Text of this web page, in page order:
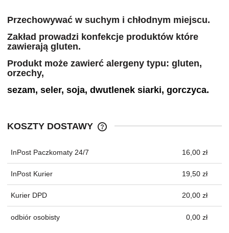
Przechowywać w suchym i chłodnym miejscu.
Zakład prowadzi konfekcje produktów które
zawierają gluten.
Produkt może zawierć alergeny typu: gluten,
orzechy,
sezam, seler, soja, dwutlenek siarki, gorczyca.
KOSZTY DOSTAWY
InPost Paczkomaty 24/7 16,00 zł
InPost Kurier 19,50 zł
Kurier DPD 20,00 zł
odbiór osobisty 0,00 zł